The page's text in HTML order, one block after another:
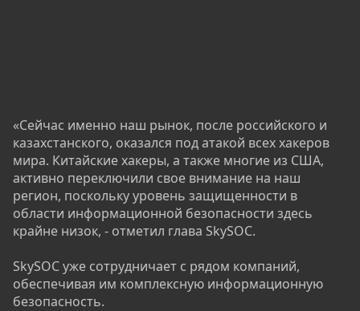
«Сейчас именно наш рынок, после российского и
казахстанского, оказался под атакой всех хакеров
мира. Китайские хакеры, а также многие из США,
активно переключили свое внимание на наш
регион, поскольку уровень защищенности в
области информационной безопасности здесь
крайне низок, - отметил глава SkySOC.
SkySOC уже сотрудничает с рядом компаний,
обеспечивая им комплексную информационную
безопасность.